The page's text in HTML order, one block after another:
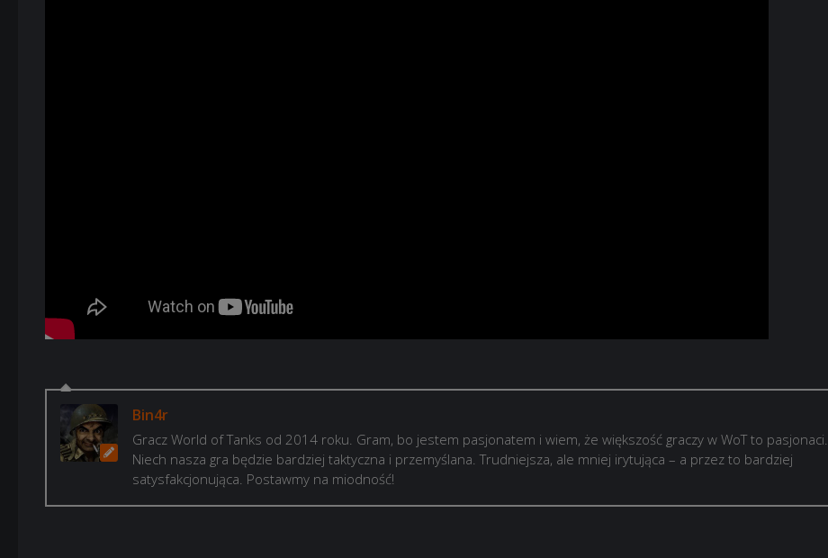
Bin4r
Gracz World of Tanks od 2014 roku. Gram, bo jestem pasjonatem i wiem, że większość graczy w WoT to pasjonaci.
Niech nasza gra będzie bardziej taktyczna i przemyślana. Trudniejsza, ale mniej irytująca – a przez to bardziej
satysfakcjonująca. Postawmy na miodność!